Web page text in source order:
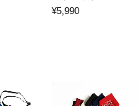
¥5,990